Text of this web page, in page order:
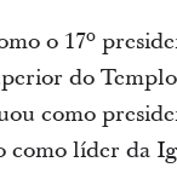
o 17º
do
como
como líder da